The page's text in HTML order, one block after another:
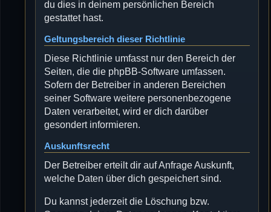
du dies in deinem persönlichen Bereich
gestattet hast.
Geltungsbereich dieser Richtlinie
Diese Richtlinie umfasst nur den Bereich der
Seiten, die die phpBB-Software umfassen.
Sofern der Betreiber in anderen Bereichen
seiner Software weitere personenbezogene
Daten verarbeitet, wird er dich darüber
gesondert informieren.
Auskunftsrecht
Der Betreiber erteilt dir auf Anfrage Auskunft,
welche Daten über dich gespeichert sind.
Du kannst jederzeit die Löschung bzw.